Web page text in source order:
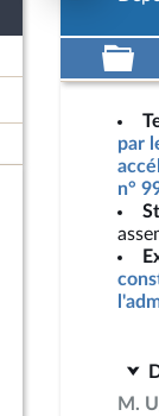
par
n°
M.